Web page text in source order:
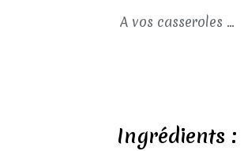
A vos casseroles ...
Ingrédients :